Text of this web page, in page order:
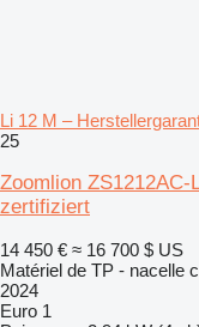
Li 12 M –
25
Zoomlion
zertifiziert
14 450 € ≈ 16 700 $ US
Matériel de TP - nacelle
2024
Euro 1